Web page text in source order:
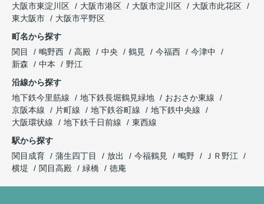
大阪市東淀川区
大阪市港区 大阪市淀川区
大阪市此花区
東大阪市
大阪市平野区
町名から探す
関目
鴫野西 高殿 中央 鶴見 今福西
今津中
新森
中本
野江
沿線から探す
地下鉄今里筋線
地下鉄長堀鶴見緑地
おおさか東線
京阪本線
片町線 地下鉄谷町線
地下鉄中央線
大阪環状線
地下鉄千日前線
東西線
駅から探す
関目成育
蒲生四丁目 放出 今福鶴見 鴫野
ＪＲ野江
横堤
関目高殿 緑橋 徳庵